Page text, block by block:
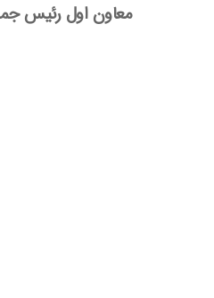
معاون اول رئیس